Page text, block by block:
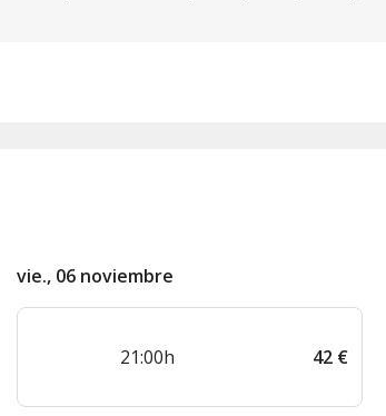
vie., 06 noviembre
21:00h 42 €